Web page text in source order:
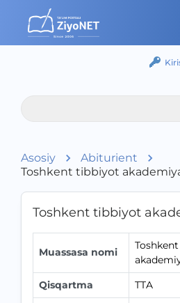
Asosiy
Abiturient
Toshkent tibbiyot
Toshkent tibbiyot
Muassasa nomi
Qisqartma
TTA